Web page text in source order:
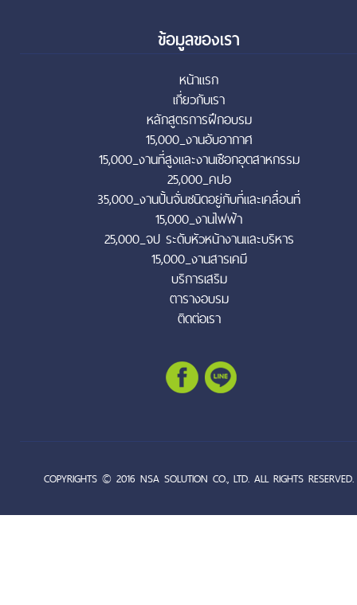
ข้อมูลของเรา
หน้าแรก
เกี่ยวกับเรา
หลักสูตรการฝึกอบรม
15,000_งานอับอากาศ
15,000_งานที่สูงและงานเชือกอุตสาหกรรม
25,000_คปอ
35,000_งานปั้นจั่นชนิดอยู่กับที่และเคลื่อนที่
15,000_งานไฟฟ้า
25,000_จป ระดับหัวหน้างานและบริหาร
15,000_งานสารเคมี
บริการเสริม
ตารางอบรม
ติดต่อเรา
COPYRIGHTS © 2016 NSA SOLUTION CO., LTD. ALL RIGHTS RESERVED.